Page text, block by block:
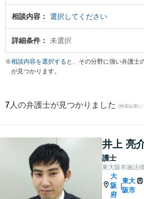
士が多数。こんな法律相談をお持ちの方は是非ご
日や夜間に発生した不倫慰謝料トラブルを今すぐ
通事故の過失割合や後遺障害のトラブル解決の実
弁護士に相談予約したい』などでお困りの相談者
相談内容 選択してください
詳細条件 未選択
※相談内容を選択する と、その分野に強い弁護士
が見つかります。
7 人の弁護士が見つかりました (検索結果に
井上 亮
護士
東大阪布施法
大
阪
府
|
東大
阪市